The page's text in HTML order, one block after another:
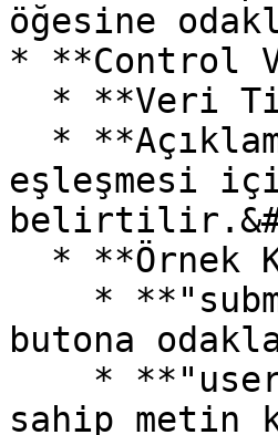
öğesine
* **Control
eşleşmesi
butona
sahip metin